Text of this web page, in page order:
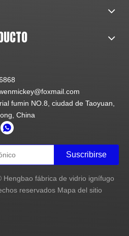
oficinas del gobierno y otros
social más
vida verde.
fumin NO.8, ciudad de Taoyuan,
China
Suscribirse
Hengbao fábrica de vidrio ignífugo
reservados Mapa del sitio